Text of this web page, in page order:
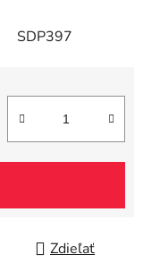
SDP397
Zdieľať